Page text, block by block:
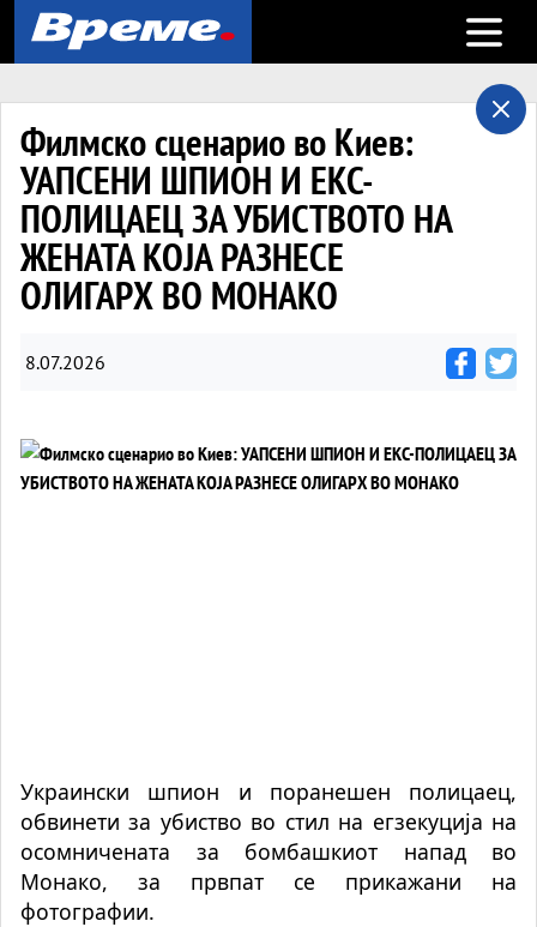
Open
Филмско сценарио во Киев:
УАПСЕНИ ШПИОН И ЕКС-
ПОЛИЦАЕЦ ЗА УБИСТВОТО НА
ЖЕНАТА КОЈА РАЗНЕСЕ
ОЛИГАРХ ВО МОНАКО
8.07.2026
Украински шпион и поранешен полицаец,
обвинети за убиство во стил на егзекуција на
осомничената за бомбашкиот напад во
Монако, за првпат се прикажани на
фотографии.